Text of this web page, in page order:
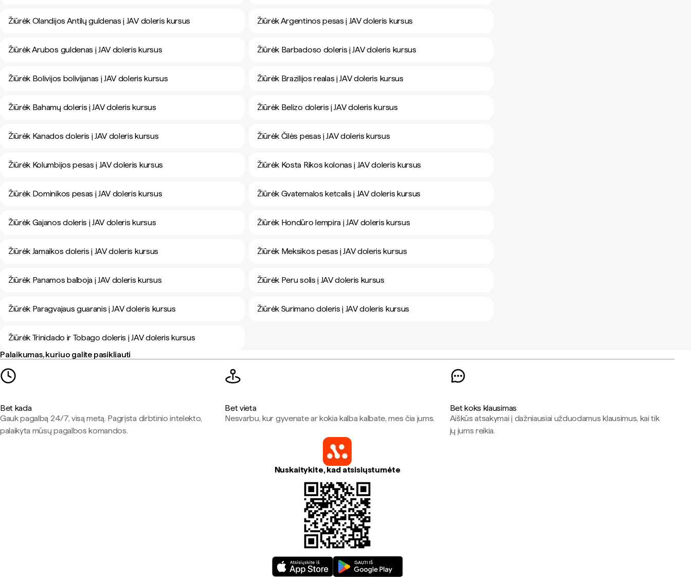
Žiūrėk Olandijos Antilų guldenas į JAV doleris kursus Žiūrėk Argentinos pesas į JAV doleris kursus
Žiūrėk Arubos guldenas į JAV doleris kursus Žiūrėk Barbadoso doleris į JAV doleris kursus
Žiūrėk Bolivijos bolivijanas į JAV doleris kursus Žiūrėk Brazilijos realas į JAV doleris kursus
Žiūrėk Bahamų doleris į JAV doleris kursus Žiūrėk Belizo doleris į JAV doleris kursus
Žiūrėk Kanados doleris į JAV doleris kursus Žiūrėk Čilės pesas į JAV doleris kursus
Žiūrėk Kolumbijos pesas į JAV doleris kursus Žiūrėk Kosta Rikos kolonas į JAV doleris kursus
Žiūrėk Dominikos pesas į JAV doleris kursus Žiūrėk Gvatemalos ketcalis į JAV doleris kursus
Žiūrėk Gajanos doleris į JAV doleris kursus Žiūrėk Hondūro lempira į JAV doleris kursus
Žiūrėk Jamaikos doleris į JAV doleris kursus Žiūrėk Meksikos pesas į JAV doleris kursus
Žiūrėk Panamos balboja į JAV doleris kursus Žiūrėk Peru solis į JAV doleris kursus
Žiūrėk Paragvajaus guaranis į JAV doleris kursus Žiūrėk Surimano doleris į JAV doleris kursus
Žiūrėk Trinidado ir Tobago doleris į JAV doleris kursus
Palaikumas, kuriuo galite pasikliauti
Bet kada
Gauk pagalbą 24/7, visą metą. Pagrįsta dirbtinio intelekto,
palaikyta mūsų pagalbos komandos.
Bet vieta
Nesvarbu, kur gyvenate ar kokia kalba kalbate, mes čia jums.
Bet koks klausimas
Aiškūs atsakymai į dažniausiai užduodamus klausimus, kai tik
jų jums reikia.
Nuskaitykite, kad atsisiųstumėte